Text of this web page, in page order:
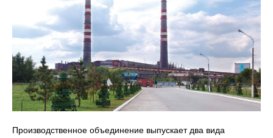
Производственное объединение выпускает два вида